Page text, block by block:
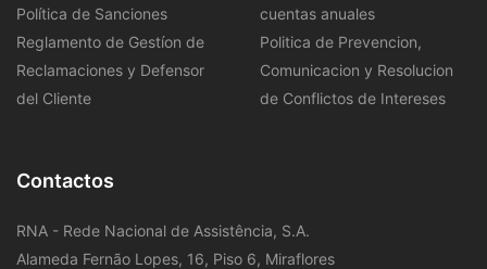
Política de Sanciones
Reglamento de Gestíon de
Reclamaciones y Defensor
del Cliente
cuentas anuales
Politica de Prevencion,
Comunicacion y Resolucion
de Conflictos de Intereses
Contactos
RNA - Rede Nacional de Assistência, S.A.
Alameda Fernão Lopes, 16, Piso 6, Miraflores